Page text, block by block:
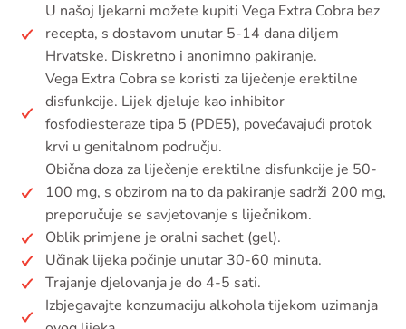
U našoj ljekarni možete kupiti Vega Extra Cobra bez
recepta, s dostavom unutar 5-14 dana diljem
Hrvatske. Diskretno i anonimno pakiranje.
Vega Extra Cobra se koristi za liječenje erektilne
disfunkcije. Lijek djeluje kao inhibitor
fosfodiesteraze tipa 5 (PDE5), povećavajući protok
krvi u genitalnom području.
Obična doza za liječenje erektilne disfunkcije je 50-
100 mg, s obzirom na to da pakiranje sadrži 200 mg,
preporučuje se savjetovanje s liječnikom.
Oblik primjene je oralni sachet (gel).
Učinak lijeka počinje unutar 30-60 minuta.
Trajanje djelovanja je do 4-5 sati.
Izbjegavajte konzumaciju alkohola tijekom uzimanja